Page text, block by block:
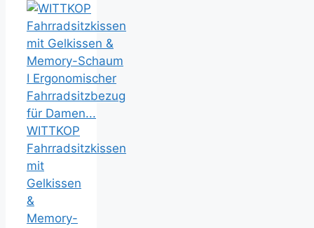
WITTKOP
Fahrradsitzkissen
mit
Gelkissen
&
Memory-